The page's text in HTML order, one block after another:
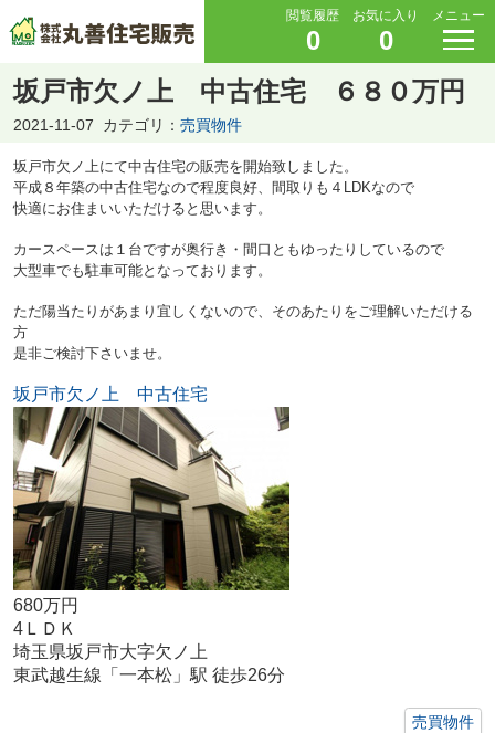
閲覧履歴
0
お気に入り
0
メニュー
坂戸市欠ノ上 中古住宅 ６８０万円
2021-11-07 カテゴリ： 売買物件
坂戸市欠ノ上にて中古住宅の販売を開始致しました。
平成８年築の中古住宅なので程度良好、間取りも４LDKなので
快適にお住まいいただけると思います。
カースペースは１台ですが奥行き・間口ともゆったりしているので
大型車でも駐車可能となっております。
ただ陽当たりがあまり宜しくないので、そのあたりをご理解いただける
方
是非ご検討下さいませ。
坂戸市欠ノ上 中古住宅
680万円
4ＬＤＫ
埼玉県坂戸市大字欠ノ上
東武越生線「一本松」駅 徒歩26分
売買物件